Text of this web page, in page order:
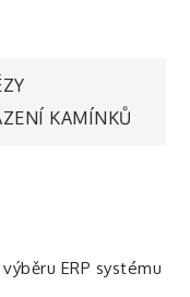
KAMÍNKŮ
ERP systému